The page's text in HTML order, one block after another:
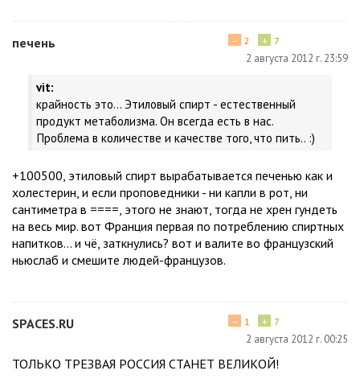
печень + 7
− 2
2 августа 2012 г. 23:59
vit:
крайность это... Этиловый спирт - естественный
продукт метаболизма. Он всегда есть в нас.
Проблема в количестве и качестве того, что пить.. :)
+100500, этиловый спирт вырабатывается печенью как и
холестерин, и если проповедники - ни капли в рот, ни
сантиметра в ====, этого не знают, тогда не хрен гундеть
на весь мир. вот Франция первая по потреблению спиртных
напитков... и чё, заткнулись? вот и валите во французский
ньюслаб и смешите людей-французов.
SPACES.RU + 7
− 1
2 августа 2012 г. 00:25
ТОЛЬКО ТРЕЗВАЯ РОССИЯ СТАНЕТ ВЕЛИКОЙ!